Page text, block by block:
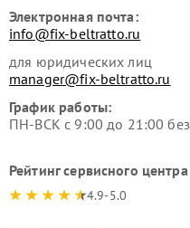
Электронная почта:
info@fix-beltratto.ru
для юридических лиц
manager@fix-beltratto.ru
График работы:
ПН-ВСК с 9:00 до 21:00
Рейтинг сервисного центра
4.9-5.0